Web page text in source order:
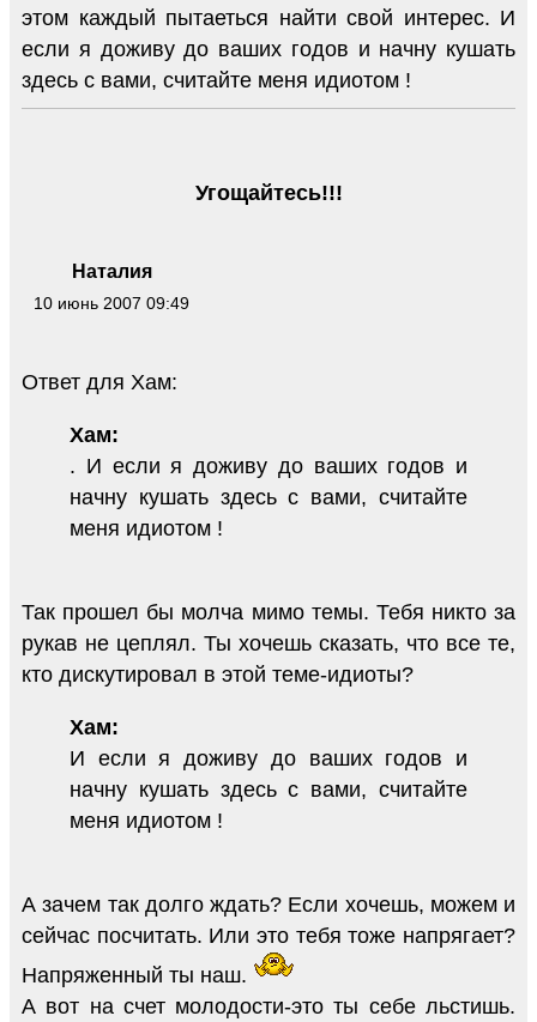
этом каждый пытаеться найти свой интерес. И
если я доживу до ваших годов и начну кушать
здесь с вами, считайте меня идиотом !
Наталия
10 июнь 2007 09:49
Угощайтесь!!!
Ответ для Хам:
Хам:
. И если я доживу до ваших годов и
начну кушать здесь с вами, считайте
меня идиотом !
Так прошел бы молча мимо темы. Тебя никто за
рукав не цеплял. Ты хочешь сказать, что все те,
кто дискутировал в этой теме-идиоты?
Хам:
И если я доживу до ваших годов и
начну кушать здесь с вами, считайте
меня идиотом !
А зачем так долго ждать? Если хочешь, можем и
сейчас посчитать. Или это тебя тоже напрягает?
Напряженный ты наш.
А вот на счет молодости-это ты себе льстишь.